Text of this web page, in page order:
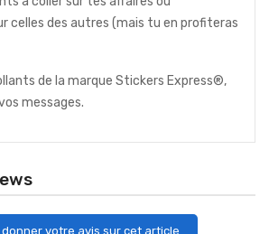
celles des autres (mais tu en profiteras
de la marque Stickers Express®,
messages.
votre avis sur cet article